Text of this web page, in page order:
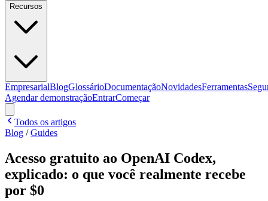
Recursos
EmpresarialBlogGlossárioDocumentaçãoNovidadesFerramentas
Agendar demonstraçãoEntrarComeçar
Todos os artigos
Blog /Guides
Acesso gratuito ao OpenAI Codex,
explicado: o que você realmente recebe
por $0